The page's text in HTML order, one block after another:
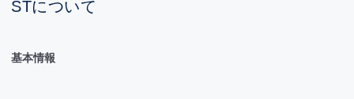
STについて
基本情報